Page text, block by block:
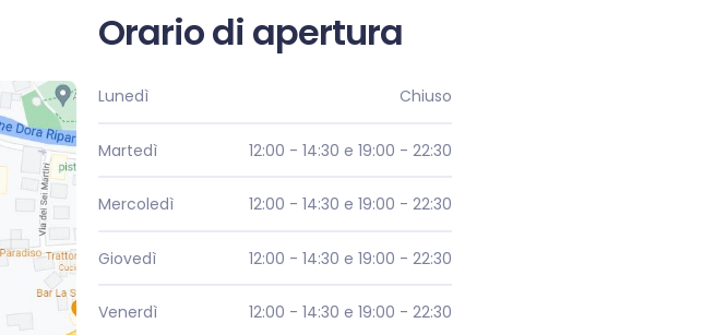
Orario di apertura
Lunedì Chiuso
Martedì 12:00 - 14:30 e 19:00 - 22:30
Mercoledì 12:00 - 14:30 e 19:00 - 22:30
Giovedì 12:00 - 14:30 e 19:00 - 22:30
Venerdì 12:00 - 14:30 e 19:00 - 22:30